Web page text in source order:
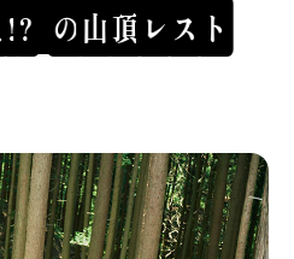
!? の山頂 レ ス ト